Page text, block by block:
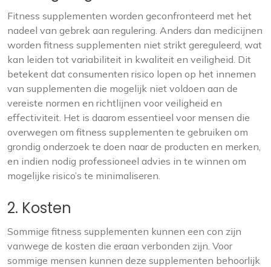
Fitness supplementen worden geconfronteerd met het
nadeel van gebrek aan regulering. Anders dan medicijnen
worden fitness supplementen niet strikt gereguleerd, wat
kan leiden tot variabiliteit in kwaliteit en veiligheid. Dit
betekent dat consumenten risico lopen op het innemen
van supplementen die mogelijk niet voldoen aan de
vereiste normen en richtlijnen voor veiligheid en
effectiviteit. Het is daarom essentieel voor mensen die
overwegen om fitness supplementen te gebruiken om
grondig onderzoek te doen naar de producten en merken,
en indien nodig professioneel advies in te winnen om
mogelijke risico’s te minimaliseren.
2. Kosten
Sommige fitness supplementen kunnen een con zijn
vanwege de kosten die eraan verbonden zijn. Voor
sommige mensen kunnen deze supplementen behoorlijk